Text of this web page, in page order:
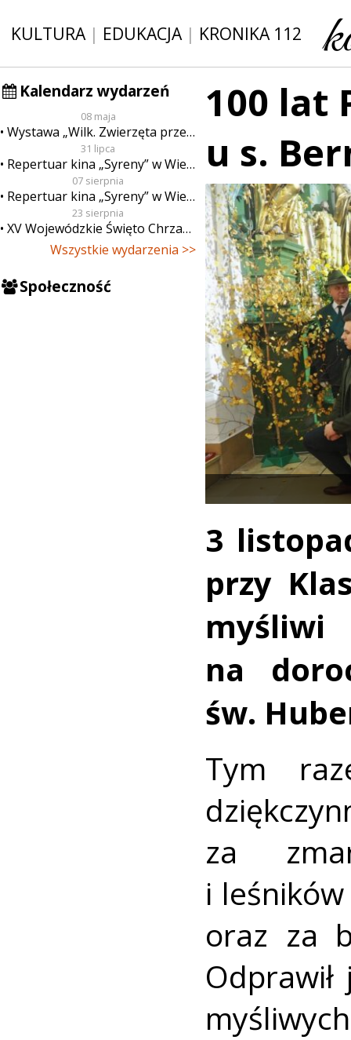
KULTURA| EDUKACJA| KRONIKA 112
Kalendarz wydarzeń
08 maja
Wystawa „Wilk. Zwierzęta przeklęte”
31 lipca
Repertuar kina „Syreny” w Wieluniu w dn. od 31 lipca do 6 sierpnia
07 sierpnia
Repertuar kina „Syreny” w Wieluniu w dn. od 7 do 13 sierpnia
23 sierpnia
XV Wojewódzkie Święto Chrzanu
Wszystkie wydarzenia >>
Społeczność
100 lat
u s.
3
przy
na
św.
Tym
za
i
oraz za